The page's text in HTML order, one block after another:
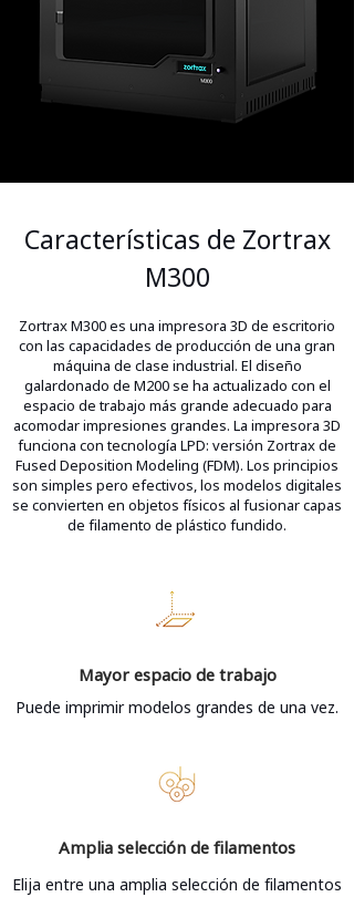
Características de Zortrax
M300
Zortrax M300 es una impresora 3D de escritorio
con las capacidades de producción de una gran
máquina de clase industrial. El diseño
galardonado de M200 se ha actualizado con el
espacio de trabajo más grande adecuado para
acomodar impresiones grandes. La impresora 3D
funciona con tecnología LPD: versión Zortrax de
Fused Deposition Modeling (FDM). Los principios
son simples pero efectivos, los modelos digitales
se convierten en objetos físicos al fusionar capas
de filamento de plástico fundido.
Mayor espacio de trabajo
Puede imprimir modelos grandes de una vez.
Amplia selección de filamentos
Elija entre una amplia selección de filamentos